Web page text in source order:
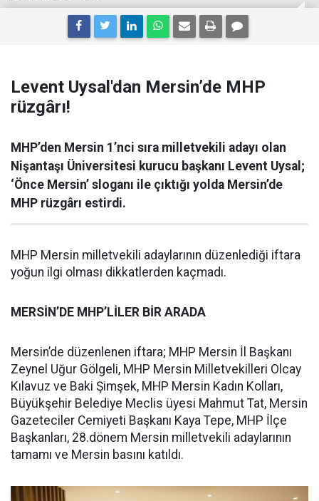
Levent Uysal'dan Mersin’de MHP
rüzgârı!
MHP’den Mersin 1’nci sıra milletvekili adayı olan
Nişantaşı Üniversitesi kurucu başkanı Levent Uysal;
‘Önce Mersin’ sloganı ile çıktığı yolda Mersin’de
MHP rüzgârı estirdi.
MHP Mersin milletvekili adaylarının düzenlediği iftara
yoğun ilgi olması dikkatlerden kaçmadı.
MERSİN’DE MHP’LİLER BİR ARADA
Mersin’de düzenlenen iftara; MHP Mersin İl Başkanı
Zeynel Uğur Gölgeli, MHP Mersin Milletvekilleri Olcay
Kılavuz ve Baki Şimşek, MHP Mersin Kadın Kolları,
Büyükşehir Belediye Meclis üyesi Mahmut Tat, Mersin
Gazeteciler Cemiyeti Başkanı Kaya Tepe, MHP İlçe
Başkanları, 28.dönem Mersin milletvekili adaylarının
tamamı ve Mersin basını katıldı.